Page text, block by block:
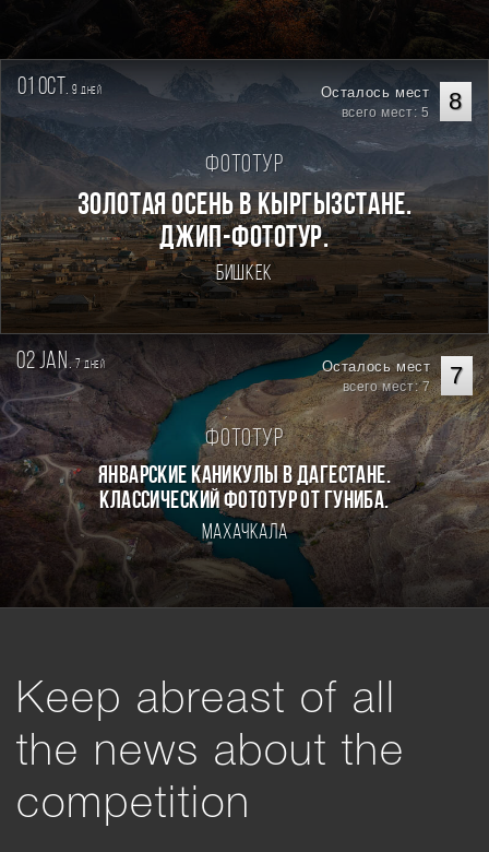
01 oct. 9дней 8
Осталось мест
всего мест: 5
Фототур
Золотая осень в Кыргызстане.
Джип-фототур.
Бишкек
02 jan.7дней 7
Осталось мест
всего мест: 7
Фототур
Январские каникулы в Дагестане.
Классический фототур от Гуниба.
Махачкала
Keep abreast of all
the news about the
competition